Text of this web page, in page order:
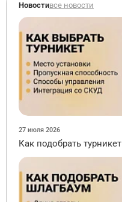
Новостивсе новости
27 июля 2026
Как подобрать турникет